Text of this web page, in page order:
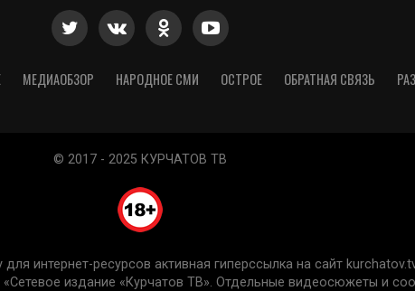
МЕДИАОБЗОР НАРОДНОЕ СМИ ОСТРОЕ ОБРАТНАЯ СВЯЗЬ
© 2017 - 2025 КУРЧАТОВ ТВ
интернет-ресурсов активная гиперссылка на сайт
«Сетевое издание «Курчатов ТВ». Отдельные видеосюжеты и